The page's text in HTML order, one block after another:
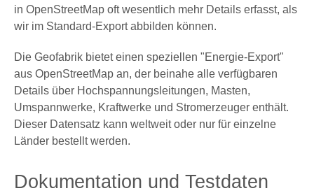
in OpenStreetMap oft wesentlich mehr Details erfasst, als
wir im Standard-Export abbilden können.
Die Geofabrik bietet einen speziellen "Energie-Export"
aus OpenStreetMap an, der beinahe alle verfügbaren
Details über Hochspannungsleitungen, Masten,
Umspannwerke, Kraftwerke und Stromerzeuger enthält.
Dieser Datensatz kann weltweit oder nur für einzelne
Länder bestellt werden.
Dokumentation und Testdaten